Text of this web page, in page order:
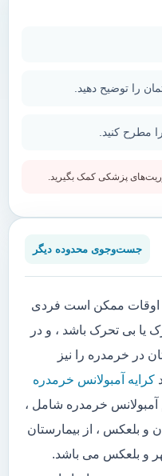
جست‌وجوی محدوده دیگر
اوقات ممکن است فردی
بی تحرک باشد ، و در
در خرمدره را نیز
کرایه آمبولانس خرمدره
آمبولانس خرمدره شامل ،
و بلعکس ، از بیمارستان
و بلعکس می باشد.
را توضیح دهید.
مطرح کنید.
پزشکی کمک بگیرید.